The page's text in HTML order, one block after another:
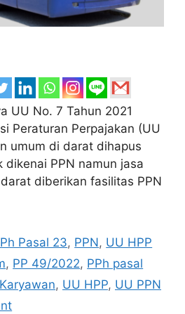
UU No. 7 Tahun 2021
Peraturan Perpajakan (UU
umum di darat dihapus
dikenai PPN namun jasa
diberikan fasilitas PPN
Pasal 23, PPN, UU HPP
, PP 49/2022, PPh pasal
, UU HPP, UU PPN